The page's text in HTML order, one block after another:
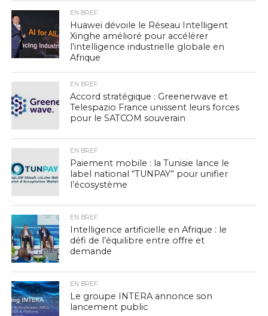
EN BREF
Huawei dévoile le Réseau Intelligent
Xinghe amélioré pour accélérer
l’intelligence industrielle globale en
Afrique
EN BREF
Accord stratégique : Greenerwave et
Telespazio France unissent leurs forces
pour le SATCOM souverain
EN BREF
Paiement mobile : la Tunisie lance le
label national “TUNPAY” pour unifier
l’écosystème
EN BREF
Intelligence artificielle en Afrique : le
défi de l’équilibre entre offre et
demande
EN BREF
Le groupe INTERA annonce son
lancement public